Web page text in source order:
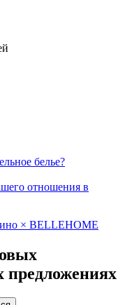
белье?
отношения в
× BELLEHOME
предложениях